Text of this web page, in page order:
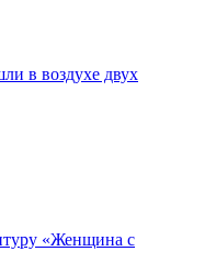
в воздухе двух
«Женщина с